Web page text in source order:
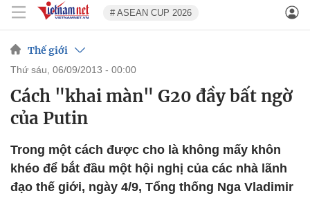
# ASEAN CUP 2026
Thế giới
thứ sáu, 06/09/2013 - 00:00
Cách "khai màn" G20 đầy bất ngờ
của Putin
Trong một cách được cho là không mấy khôn
khéo để bắt đầu một hội nghị của các nhà lãnh
đạo thế giới, ngày 4/9, Tổng thống Nga Vladimir